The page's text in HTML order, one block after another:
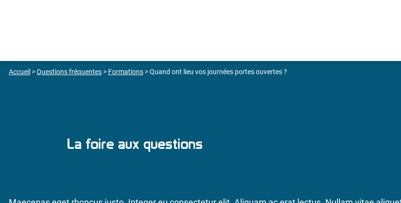
Accueil >Questions fréquentes > Formations >Quand ont lieu vos journées portes ouvertes ?
La foire aux questions